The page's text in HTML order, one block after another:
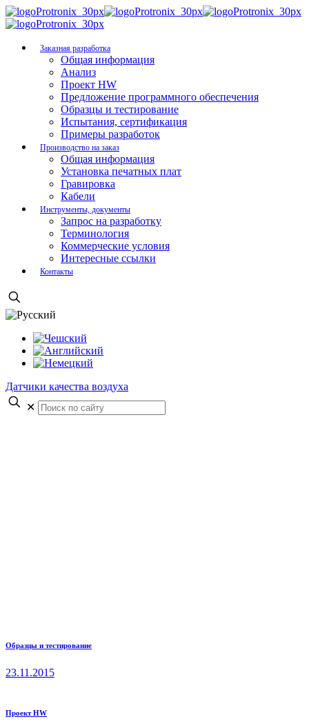
Заказная разработка
Общая информация
Анализ
Проект HW
Предложение программного обеспечения
Образцы и тестирование
Испытания, сертификация
Примеры разработок
Производство на заказ
Общая информация
Установка печатных плат
Гравировка
Кабели
Инструменты, документы
Запрос на разработку
Терминология
Коммерческие условия
Интересные ссылки
Контакты
Датчики качества воздуха
✕
Услуги
Предложение
программного
Образцы и тестирование
23.11.2015
Проект HW